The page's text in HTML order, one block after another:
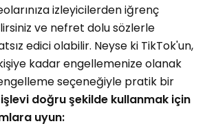
izleyicilerden iğrenç
ve nefret dolu sözlerle
edici olabilir. Neyse ki TikTok'un,
kadar engellemenize olanak
seçeneğiyle pratik bir
işlevi doğru şekilde kullanmak için
uyun: